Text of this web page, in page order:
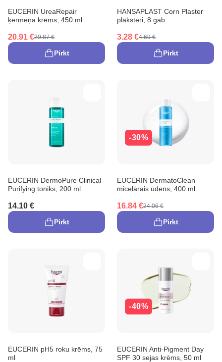
EUCERIN UreaRepair
ķermeņa krēms, 450 ml
20.91 €29.87 €
Pirkt
HANSAPLAST Corn Plaster
plāksteri, 8 gab.
3.28 €4.69 €
Pirkt
EUCERIN DermoPure Clinical
Purifying toniks, 200 ml
14.10 €
Pirkt
-30%
EUCERIN DermatoClean
micelārais ūdens, 400 ml
16.84 €24.06 €
Pirkt
EUCERIN pH5 roku krēms, 75
ml
-40%
EUCERIN Anti-Pigment Day
SPF 30 sejas krēms, 50 ml